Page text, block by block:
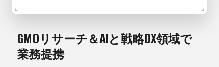
GMOリサーチ＆AIと戦略DX領域で
業務提携